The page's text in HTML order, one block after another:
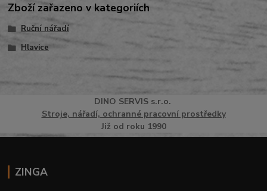
Zboží zařazeno v kategoriích
Ruční nářadí
Hlavice
DINO SERVISs.r.o.
Stroje, nářadí, ochranné pracovní prostředky
Již od roku 1990
ZINGA